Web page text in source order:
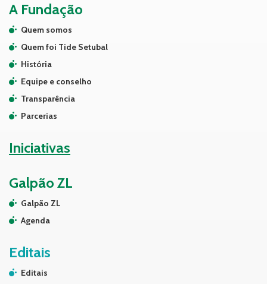
A Fundação
Quem somos
Quem foi Tide Setubal
História
Equipe e conselho
Transparência
Parcerias
Iniciativas
Galpão ZL
Galpão ZL
Agenda
Editais
Editais